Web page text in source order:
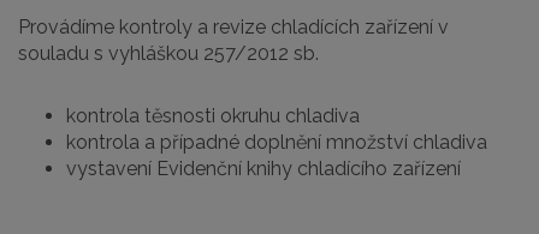
Provádíme kontroly a revize chladících zařízení v
souladu s vyhláškou 257/2012 sb.
kontrola těsnosti okruhu chladiva
kontrola a případné doplnění množství chladiva
vystavení Evidenční knihy chladícího zařízení